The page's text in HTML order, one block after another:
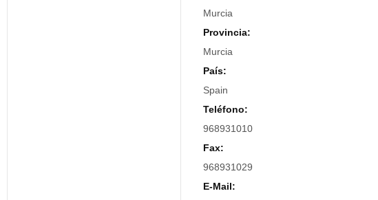
Murcia
Provincia:
Murcia
País:
Spain
Teléfono:
968931010
Fax:
968931029
E-Mail: